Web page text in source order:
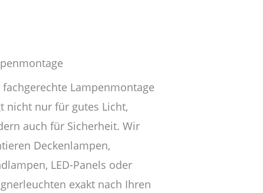
fachgerechte Lampenmontage
nicht nur für gutes Licht,
auch für Sicherheit. Wir
Deckenlampen,
LED-Panels oder
exakt nach Ihren